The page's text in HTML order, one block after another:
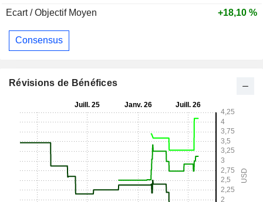
Ecart / Objectif Moyen
+18,10 %
Consensus
Révisions de Bénéfices